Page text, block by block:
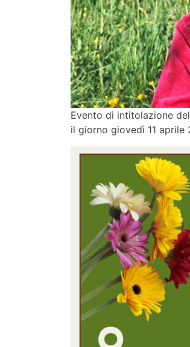
Evento di intitolazione
il giorno giovedì 11 aprile